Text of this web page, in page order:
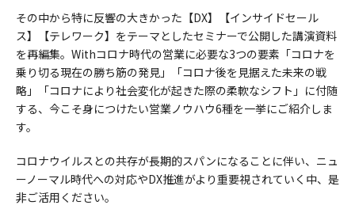
その中から特に反響の大きかった【DX】【インサイドセール
ス】【テレワーク】をテーマとしたセミナーで公開した講演資料
を再編集。Withコロナ時代の営業に必要な3つの要素「コロナを
乗り切る現在の勝ち筋の発見」「コロナ後を見据えた未来の戦
略」「コロナにより社会変化が起きた際の柔軟なシフト」に付随
する、今こそ身につけたい営業ノウハウ6種を一挙にご紹介しま
す。
コロナウイルスとの共存が長期的スパンになることに伴い、ニュ
ーノーマル時代への対応やDX推進がより重要視されていく中、是
非ご活用ください。